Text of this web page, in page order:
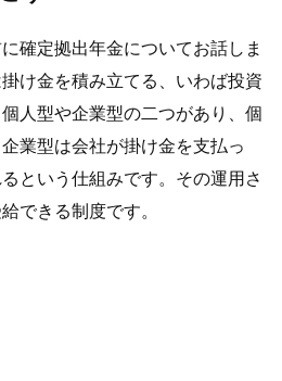
確定拠出年金についてお話しま
け金を積み立てる、いわば投資
人型や企業型の二つがあり、個
業型は会社が掛け金を支払っ
という仕組みです。その運用さ
できる制度です。